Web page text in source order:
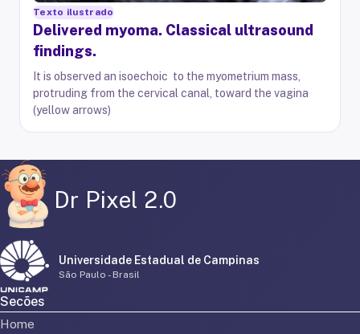
Texto ilustrado
Delivered myoma. Classical ultrasound
findings.
It is observed an isoechoic to the myometrium mass,
protruding from the cervical canal, toward the vagina
(yellow arrows)
Dr Pixel 2.0
Universidade Estadual de Campinas
São Paulo - Brasil
Secões
Home